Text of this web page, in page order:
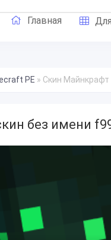
Главная
PE » Скин
без имени